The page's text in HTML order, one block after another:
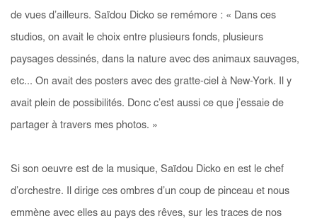
de vues d’ailleurs. Saïdou Dicko se remémore : « Dans ces
studios, on avait le choix entre plusieurs fonds, plusieurs
paysages dessinés, dans la nature avec des animaux sauvages,
etc... On avait des posters avec des gratte-ciel à New-York. Il y
avait plein de possibilités. Donc c’est aussi ce que j’essaie de
partager à travers mes photos. »
Si son oeuvre est de la musique, Saïdou Dicko en est le chef
d’orchestre. Il dirige ces ombres d’un coup de pinceau et nous
emmène avec elles au pays des rêves, sur les traces de nos